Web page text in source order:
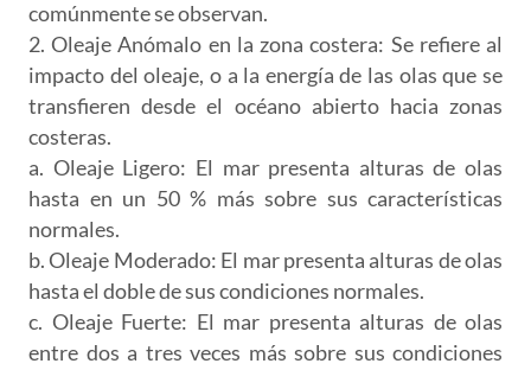
comúnmente se observan.
2. Oleaje Anómalo en la zona costera: Se refiere al
impacto del oleaje, o a la energía de las olas que se
transfieren desde el océano abierto hacia zonas
costeras.
a. Oleaje Ligero: El mar presenta alturas de olas
hasta en un 50 % más sobre sus características
normales.
b. Oleaje Moderado: El mar presenta alturas de olas
hasta el doble de sus condiciones normales.
c. Oleaje Fuerte: El mar presenta alturas de olas
entre dos a tres veces más sobre sus condiciones